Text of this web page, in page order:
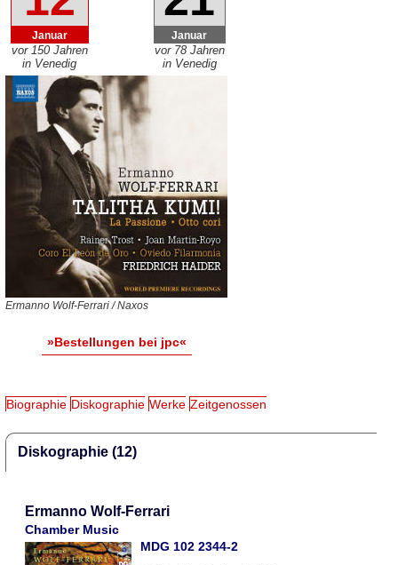
Januar
vor 150 Jahren
in Venedig
Januar
vor 78 Jahren
in Venedig
Ermanno Wolf-Ferrari / Naxos
»Bestellungen bei jpc«
Biographie Diskographie Werke Zeitgenossen
Diskographie (12)
Ermanno Wolf-Ferrari
Chamber Music
MDG 102 2344-2